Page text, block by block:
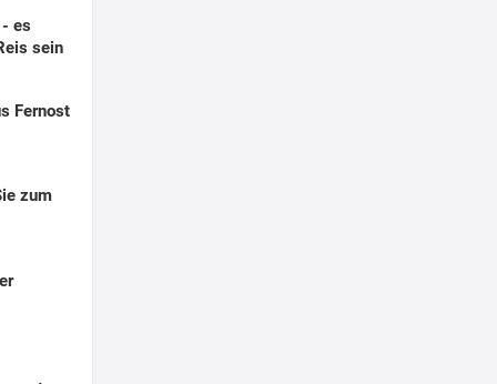
es
sein
Fernost
zum